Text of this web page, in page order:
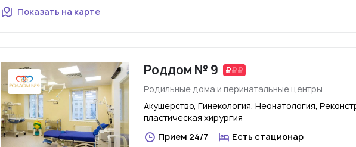
Показать на карте
Роддом № 9
Родильные дома и перинатальные центры
Акушерство, Гинекология, Неонатология,
пластическая хирургия
Прием 24/7
Есть стационар